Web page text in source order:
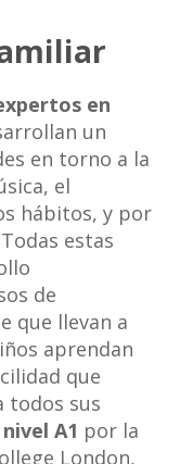
en
un
en torno a la
el
hábitos, y por
estas
de
que llevan a
aprendan
que
todos sus
A1 por la
London,